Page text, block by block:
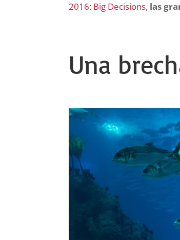
2016: Big Decisions, las
Una